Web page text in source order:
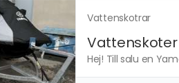
Vattenskotrar
Vattenskoter
Hej! Till salu en